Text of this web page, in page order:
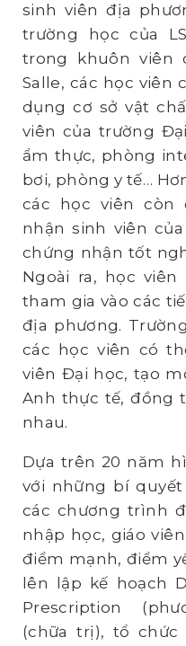
sinh viên địa
trường học của
trong khuôn viên
Salle, các học viên
dụng cơ sở vật
viên của trường
ẩm thực, phòng
bơi, phòng y tế…
các học viên còn
nhận sinh viên
chứng nhận tốt
Ngoài ra, học
tham gia vào các
địa phương.
các học viên có
viên Đại học, tạo
Anh thực tế, đồng
nhau.
Dựa trên 20 năm
với những bí quyết
các chương trình
nhập học, giáo
điểm mạnh, điểm
lên lập kế hoạch
Prescription
(chữa trị), tổ